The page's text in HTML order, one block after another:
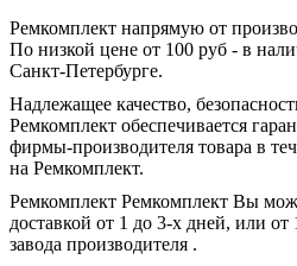
Ремкомплект напрямую от
По низкой цене от 100 руб - в
Санкт-Петербурге.
Надлежащее качество,
Ремкомплект обеспечивается
фирмы-производителя товара в
на Ремкомплект.
Ремкомплект Ремкомплект Вы
доставкой от 1 до 3-х дней, или
завода производителя .